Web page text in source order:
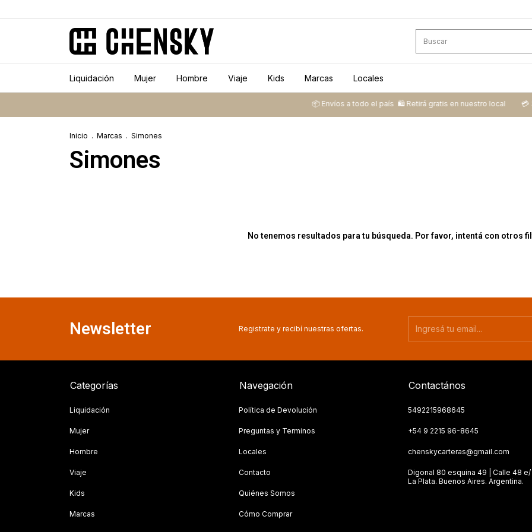
Liquidación Mujer Hombre Viaje Kids Marcas Locales
📦 ​Envíos a todo el país ​ 🛍️​ Retirá gratis en nuestro local 💳​
Inicio . Marcas . Simones
Simones
No tenemos resultados para tu búsqueda. Por favor, intentá con otros
Newsletter Registrate y recibí nuestras ofertas.
Categorías
Liquidación
Mujer
Hombre
Viaje
Kids
Marcas
Navegación
Política de Devolución
Preguntas y Terminos
Locales
Contacto
Quiénes Somos
Cómo Comprar
Contactános
5492215968645
+54 9 2215 96-8645
chenskycarteras@gmail.com
Digonal 80 esquina 49 | Calle 48 e/
La Plata. Buenos Aires. Argentina.